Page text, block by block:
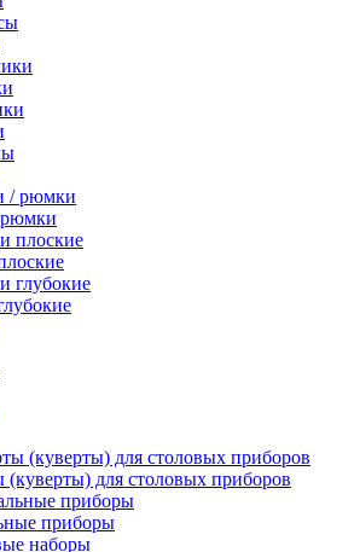
(куверты) для столовых приборов
приборы